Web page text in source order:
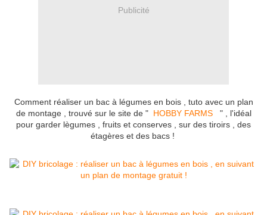
Publicité
Comment réaliser un bac à légumes en bois , tuto avec un plan
de montage , trouvé sur le site de " HOBBY FARMS" , l'idéal
pour garder lègumes , fruits et conserves , sur des tiroirs , des
étagères et des bacs !